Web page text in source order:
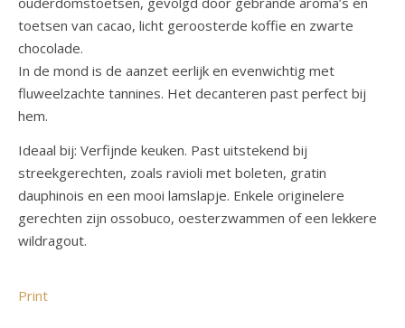
toetsen van cacao, licht geroosterde koffie en zwarte
chocolade.
In de mond is de aanzet eerlijk en evenwichtig met
fluweelzachte tannines. Het decanteren past perfect bij
hem.
Ideaal bij: Verfijnde keuken. Past uitstekend bij
streekgerechten, zoals ravioli met boleten, gratin
dauphinois en een mooi lamslapje. Enkele originelere
gerechten zijn ossobuco, oesterzwammen of een lekkere
wildragout.
Print